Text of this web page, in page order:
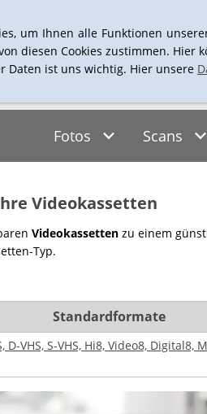
Fotos Scans
Videokassetten
Videokassetten zu einem
Typ.
Standardformate
D-VHS, S-VHS, Hi8, Video8, Digital8,
um Ihnen alle Funktionen
diesen Cookies zustimmen. Hier
Daten ist uns wichtig. Hier unsere